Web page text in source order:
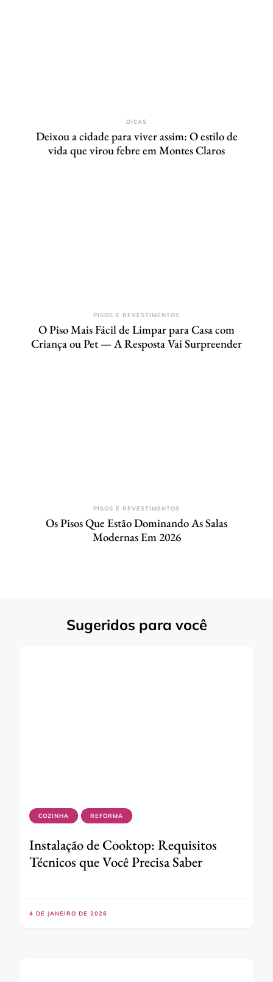
DICAS
Deixou a cidade para viver assim: O estilo de
vida que virou febre em Montes Claros
PISOS E REVESTIMENTOS
O Piso Mais Fácil de Limpar para Casa com
Criança ou Pet — A Resposta Vai Surpreender
PISOS E REVESTIMENTOS
Os Pisos Que Estão Dominando As Salas
Modernas Em 2026
Sugeridos para você
COZINHA REFORMA
Instalação de Cooktop: Requisitos
Técnicos que Você Precisa Saber
4 DE JANEIRO DE 2026